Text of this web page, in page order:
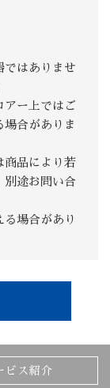
はありませ
ー上ではご
合がありま
商品により若
別途お問い合
場合があり
ビス紹介